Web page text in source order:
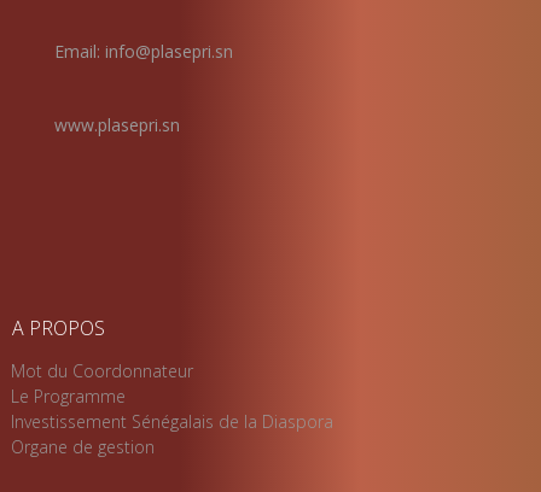
Email: info@plasepri.sn
www.plasepri.sn
A PROPOS
Mot du Coordonnateur
Le Programme
Investissement Sénégalais de la Diaspora
Organe de gestion